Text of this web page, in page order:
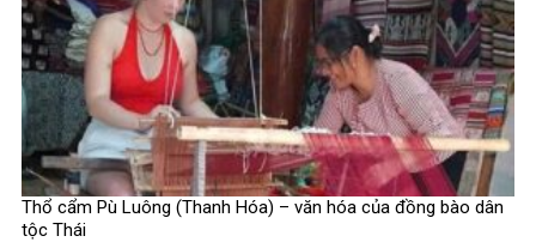
Thổ cẩm Pù Luông (Thanh Hóa) – văn hóa của đồng bào dân
tộc Thái